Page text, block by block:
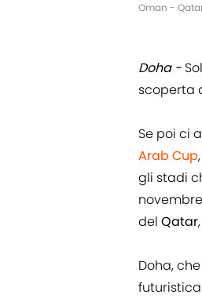
Oman -
Doha -
scoperta
Se poi ci
Arab Cup
gli stadi
del Qatar
Doha,